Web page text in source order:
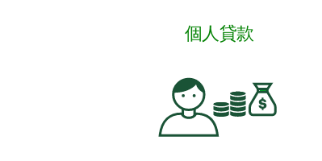
個人貸款